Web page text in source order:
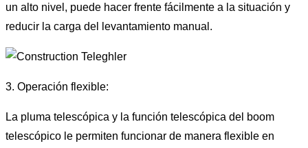
un alto nivel, puede hacer frente fácilmente a la situación y
reducir la carga del levantamiento manual.
3. Operación flexible:
La pluma telescópica y la función telescópica del boom
telescópico le permiten funcionar de manera flexible en